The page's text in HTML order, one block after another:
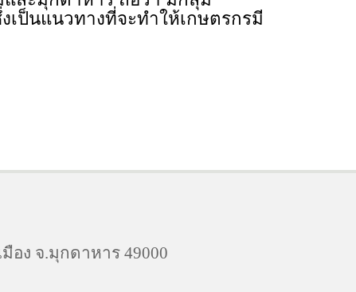
ป็นแนวทางที่จะทำให้เกษตรกรมี
อง จ.มุกดาหาร 49000